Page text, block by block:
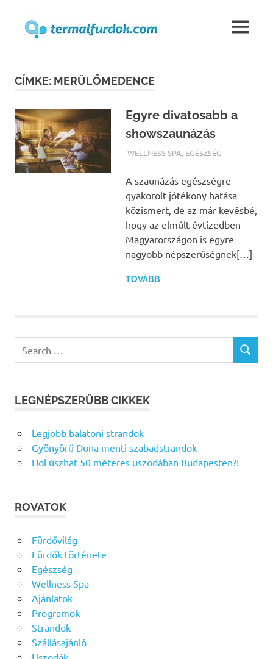
MENU
CÍMKE: MERÜLŐMEDENCE
Egyre divatosabb a
showszaunázás
TERMALFURDOK.COM
WELLNESS SPA, EGÉSZSÉG
A szaunázás egészségre
gyakorolt jótékony hatása
közismert, de az már kevésbé,
hogy az elmúlt évtizedben
Magyarországon is egyre
nagyobb népszerűségnek[…]
TOVÁBB
for:
SEARCH
LEGNÉPSZERŰBB CIKKEK
Legjobb balatoni strandok
Gyönyörű Duna menti szabadstrandok
Hol úszhat 50 méteres uszodában Budapesten?!
ROVATOK
Fürdővilág
Fürdők története
Egészség
Wellness Spa
Ajánlatok
Programok
Strandok
Szállásajánló